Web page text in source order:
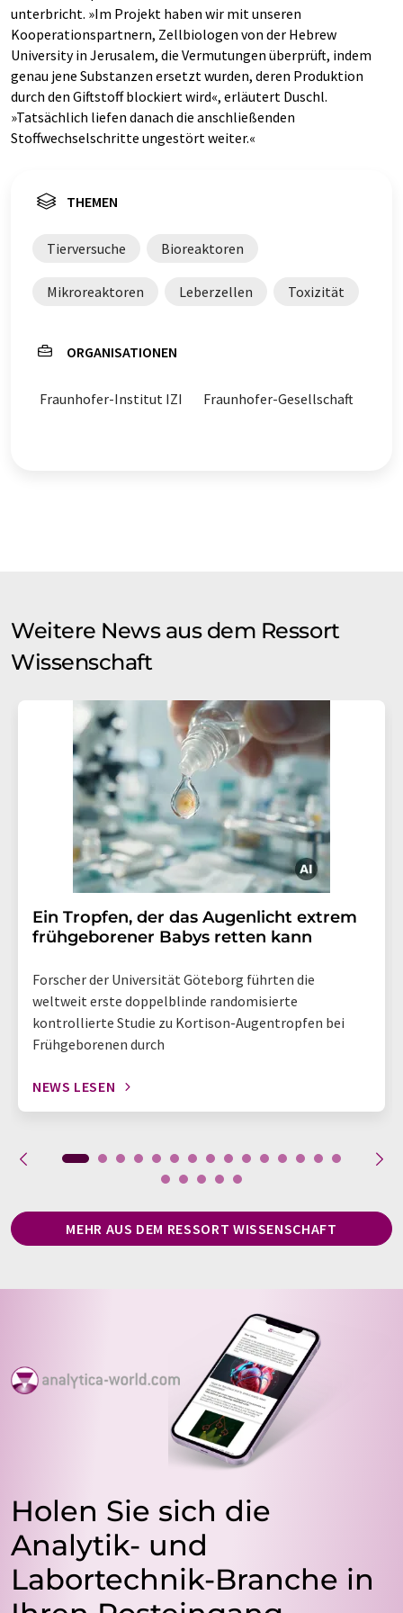
unterbricht. »Im Projekt haben wir mit unseren
Kooperationspartnern, Zellbiologen von der Hebrew
University in Jerusalem, die Vermutungen überprüft, indem
genau jene Substanzen ersetzt wurden, deren Produktion
durch den Giftstoff blockiert wird«, erläutert Duschl.
»Tatsächlich liefen danach die anschließenden
Stoffwechselschritte ungestört weiter.«
THEMEN
Tierversuche Bioreaktoren
Mikroreaktoren Leberzellen Toxizität
ORGANISATIONEN
Fraunhofer-Institut IZI Fraunhofer-Gesellschaft
Weitere News aus dem Ressort
Wissenschaft
Ein Tropfen, der das Augenlicht extrem
frühgeborener Babys retten kann
Forscher der Universität Göteborg führten die
weltweit erste doppelblinde randomisierte
kontrollierte Studie zu Kortison-Augentropfen bei
Frühgeborenen durch
NEWS LESEN
MEHR AUS DEM RESSORT WISSENSCHAFT
Holen Sie sich die
Analytik- und
Labortechnik-Branche in